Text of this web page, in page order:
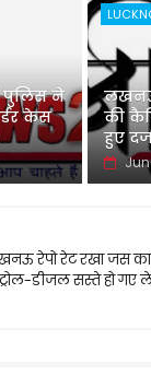
ने
केस
लखनऊ
की
हुए
रेपो रेट रखा जस का
डीजल सस्ते हो गए